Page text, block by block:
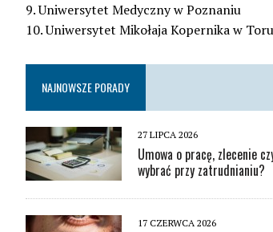
9. Uniwersytet Medyczny w Poznaniu
10. Uniwersytet Mikołaja Kopernika w
NAJNOWSZE PORADY
27 LIPCA 2026
Umowa o pracę, zlecenie
wybrać przy zatrudnianiu?
17 CZERWCA 2026